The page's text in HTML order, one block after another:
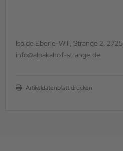
Isolde Eberle-Will, Strange 2,
info@alpakahof-strange.de
Artikeldatenblatt drucken